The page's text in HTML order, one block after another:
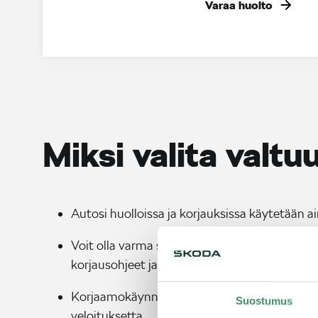
Suostumus
Varaa huolto
Miksi valita
Autosi huolloissa ja korjauksissa käytetään
Voit olla varma siitä, että autosi huoltaa
korjausohjeet ja erikoistyökalut. Näin
Korjaamokäynnin yhteydessä tarkastetaan